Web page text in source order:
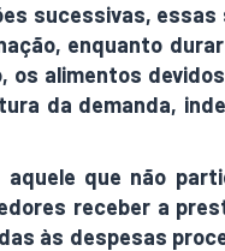
sucessivas,
enquanto
alimentos
da demanda,
que não
receber a
às despesas